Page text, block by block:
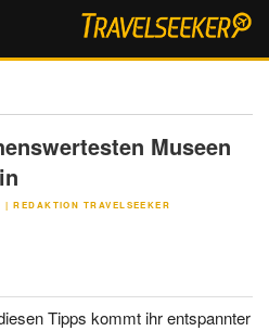
Museen
|REDAKTION TRAVELSEEKER
Tipps kommt ihr entspannter